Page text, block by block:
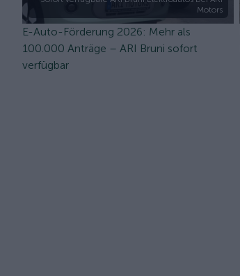
Motors
E-Auto-Förderung 2026: Mehr als
100.000 Anträge – ARI Bruni sofort
verfügbar